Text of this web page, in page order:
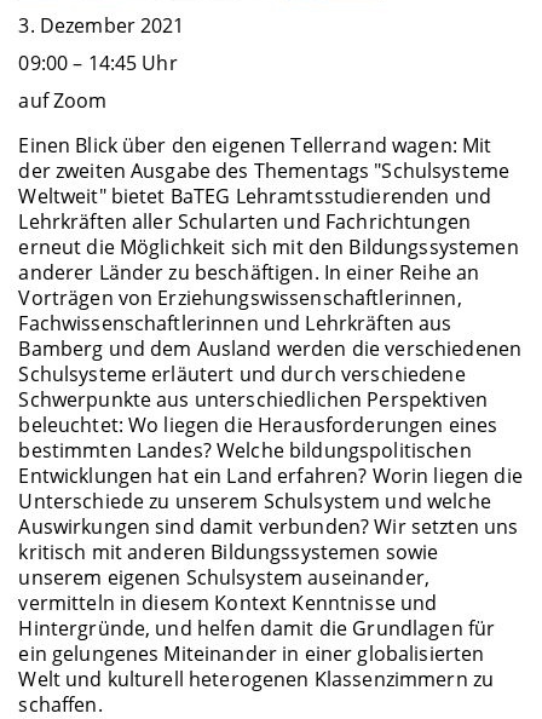
3. Dezember 2021
09:00 – 14:45 Uhr
auf Zoom
Einen Blick über den eigenen Tellerrand wagen: Mit
der zweiten Ausgabe des Thementags "Schulsysteme
Weltweit" bietet BaTEG Lehramtsstudierenden und
Lehrkräften aller Schularten und Fachrichtungen
erneut die Möglichkeit sich mit den Bildungssystemen
anderer Länder zu beschäftigen. In einer Reihe an
Vorträgen von Erziehungswissenschaftlerinnen,
Fachwissenschaftlerinnen und Lehrkräften aus
Bamberg und dem Ausland werden die verschiedenen
Schulsysteme erläutert und durch verschiedene
Schwerpunkte aus unterschiedlichen Perspektiven
beleuchtet: Wo liegen die Herausforderungen eines
bestimmten Landes? Welche bildungspolitischen
Entwicklungen hat ein Land erfahren? Worin liegen die
Unterschiede zu unserem Schulsystem und welche
Auswirkungen sind damit verbunden? Wir setzten uns
kritisch mit anderen Bildungssystemen sowie
unserem eigenen Schulsystem auseinander,
vermitteln in diesem Kontext Kenntnisse und
Hintergründe, und helfen damit die Grundlagen für
ein gelungenes Miteinander in einer globalisierten
Welt und kulturell heterogenen Klassenzimmern zu
schaffen.